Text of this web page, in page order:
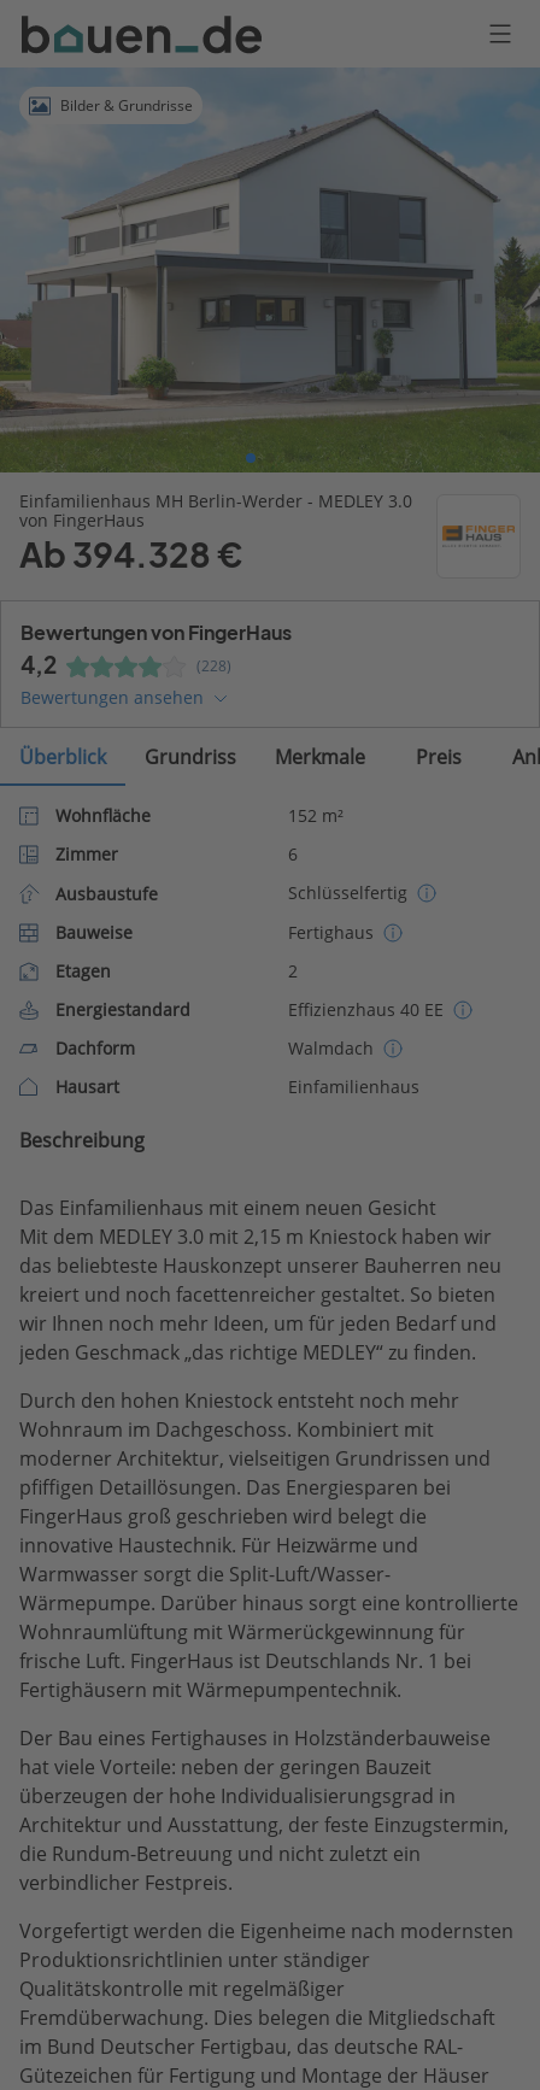
Bauen
Logo
Anmelden
Bilder & Grundrisse
Einfamilienhaus MH Berlin-Werder - MEDLEY 3.0
von FingerHaus
Ab 394.328 €
Bewertungen von FingerHaus
4,2 (228)
Bewertungen ansehen
Überblick Grundriss Merkmale Preis
Wohnfläche
152 m²
Zimmer
6
Ausbaustufe
Schlüsselfertig
Bauweise
Fertighaus
Etagen
2
Energiestandard
Effizienzhaus 40 EE
Dachform
Walmdach
Hausart
Einfamilienhaus
Beschreibung
Das Einfamilienhaus mit einem neuen Gesicht
Mit dem MEDLEY 3.0 mit 2,15 m Kniestock haben wir
das beliebteste Hauskonzept unserer Bauherren neu
kreiert und noch facettenreicher gestaltet. So bieten
wir Ihnen noch mehr Ideen, um für jeden Bedarf und
jeden Geschmack „das richtige MEDLEY“ zu finden.
Durch den hohen Kniestock entsteht noch mehr
Wohnraum im Dachgeschoss. Kombiniert mit
moderner Architektur, vielseitigen Grundrissen und
pfiffigen Detaillösungen. Das Energiesparen bei
FingerHaus groß geschrieben wird belegt die
innovative Haustechnik. Für Heizwärme und
Warmwasser sorgt die Split-Luft/Wasser-
Wärmepumpe. Darüber hinaus sorgt eine kontrollierte
Wohnraumlüftung mit Wärmerückgewinnung für
frische Luft. FingerHaus ist Deutschlands Nr. 1 bei
Fertighäusern mit Wärmepumpentechnik.
Der Bau eines Fertighauses in Holzständerbauweise
hat viele Vorteile: neben der geringen Bauzeit
überzeugen der hohe Individualisierungsgrad in
Architektur und Ausstattung, der feste Einzugstermin,
die Rundum-Betreuung und nicht zuletzt ein
verbindlicher Festpreis.
Vorgefertigt werden die Eigenheime nach modernsten
Produktionsrichtlinien unter ständiger
Qualitätskontrolle mit regelmäßiger
Fremdüberwachung. Dies belegen die Mitgliedschaft
im Bund Deutscher Fertigbau, das deutsche RAL-
Gütezeichen für Fertigung und Montage der Häuser